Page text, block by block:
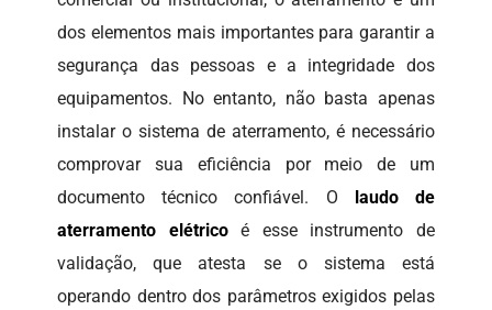
dos elementos mais importantes para garantir a
segurança das pessoas e a integridade dos
equipamentos. No entanto, não basta apenas
instalar o sistema de aterramento, é necessário
comprovar sua eficiência por meio de um
documento técnico confiável. O laudo de
aterramento elétricoé esse instrumento de
validação, que atesta se o sistema está
operando dentro dos parâmetros exigidos pelas